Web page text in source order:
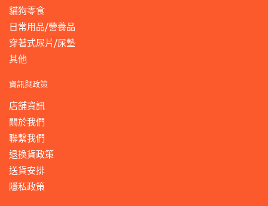
貓狗零食
日常用品/營養品
穿著式尿片/尿墊
其他
資訊與政策
店舖資訊
關於我們
聯繫我們
退換貨政策
送貨安排
隱私政策